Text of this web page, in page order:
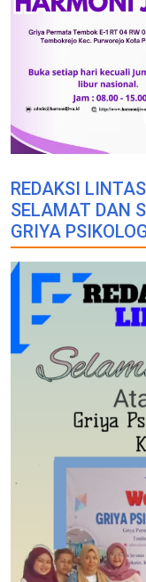
REDAKSI
SELAMAT DAN
GRIYA